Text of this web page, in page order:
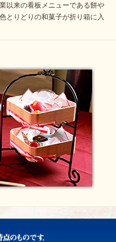
以来の看板メニューである餅や
とりどりの和菓子が折り箱に入